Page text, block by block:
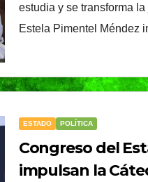
estudia y se transforma
Estela Pimentel Méndez
ESTADO POLÍTICA
Congreso del
impulsan la
el
que
su
en
CRUZ